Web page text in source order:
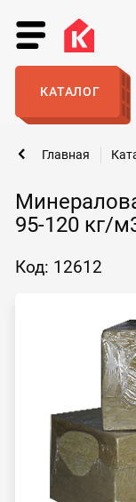
КАТАЛОГ
95-120 кг/
Главная
Код: 12612